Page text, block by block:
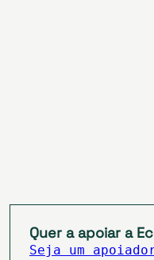
Quer a apoiar a
Seja um